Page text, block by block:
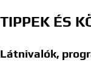
TIPPEK ÉS
Látnivalók,